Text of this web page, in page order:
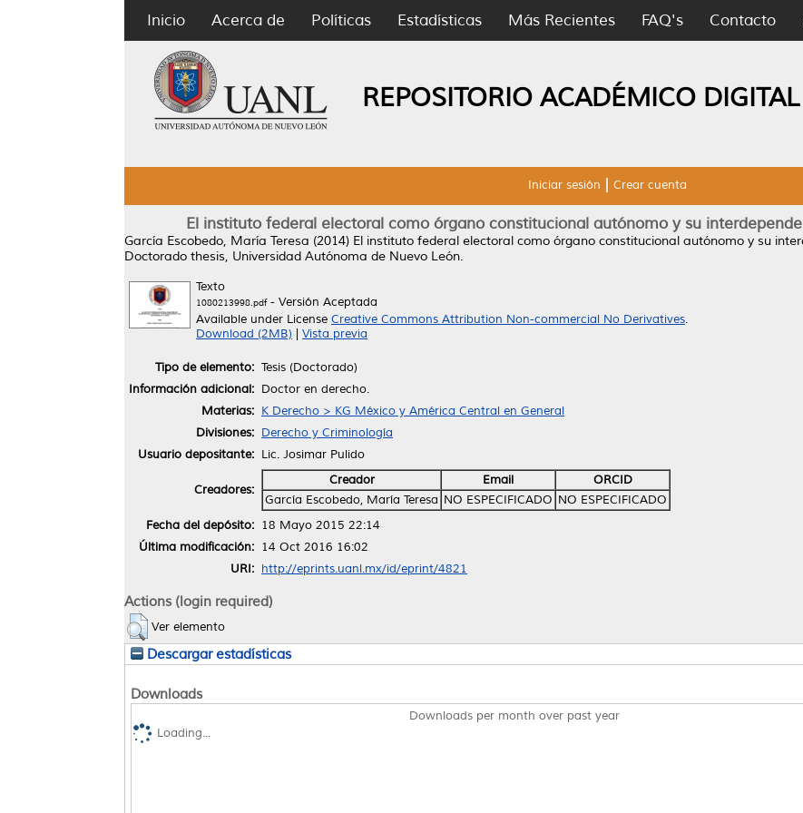
Inicio Acerca de Políticas Estadísticas Más Recientes FAQ's Contacto
REPOSITORIO ACADÉMICO DIGITAL
Iniciar sesión Crear cuenta
El instituto federal electoral como órgano constitucional autónomo y su
García Escobedo, María Teresa (2014) El instituto federal electoral como órgano constitucional autónomo y su
Doctorado thesis, Universidad Autónoma de Nuevo León.
Texto
1080213998.pdf- Versión Aceptada
Available under License Creative Commons Attribution Non-commercial No Derivatives.
Download (2MB)
Vista previa
Tipo de elemento: Tesis (Doctorado)
Información adicional: Doctor en derecho.
Materias: K Derecho > KG México y América Central en General
Divisiones: Derecho y Criminología
Usuario depositante: Lic. Josimar Pulido
Creadores:
Creador Email
ORCID
García Escobedo, María Teresa NO ESPECIFICADO NO ESPECIFICADO
Fecha del depósito: 18 Mayo 2015 22:14
Última modificación: 14 Oct 2016 16:02
URI: http://eprints.uanl.mx/id/eprint/4821
Actions (login required)
Ver elemento
Descargar estadísticas
Downloads
Downloads per month over past year
Loading...